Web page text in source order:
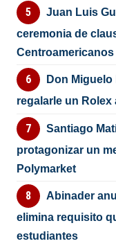
Juan Luis
ceremonia de
Centroamericanos
Don Miguelo
regalarle un Rolex
Santiago
protagonizar un
Polymarket
Abinader
elimina requisito
estudiantes